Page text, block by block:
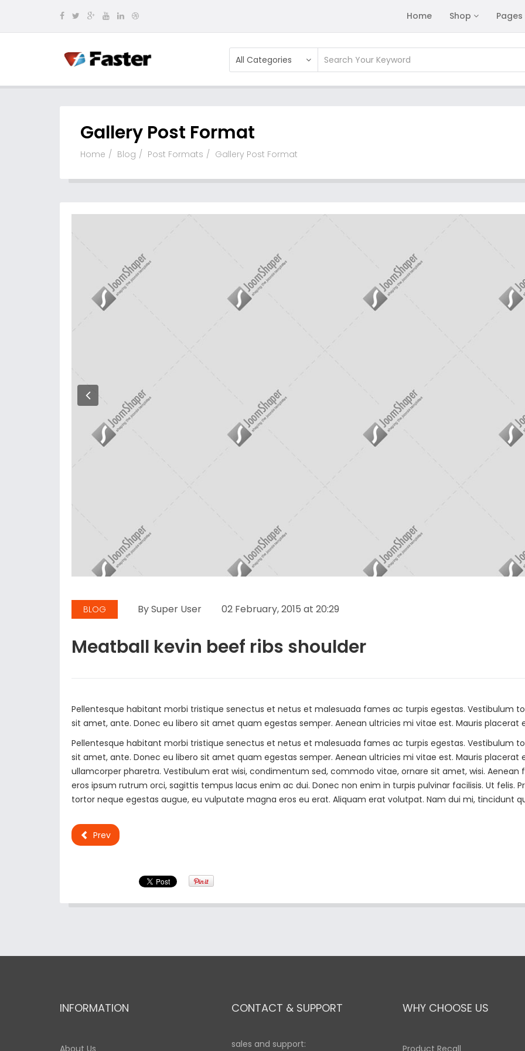
Home Shop Pages
All Categories
Gallery Post Format
Home Blog Post Formats Gallery Post Format
Previous
BLOG By Super User 02 February, 2015 at 20:29
Meatball kevin beef ribs shoulder
Pellentesque habitant morbi tristique senectus et netus et malesuada fames ac turpis egestas. Vestibulum
sit amet, ante. Donec eu libero sit amet quam egestas semper. Aenean ultricies mi vitae est. Mauris placerat
Pellentesque habitant morbi tristique senectus et netus et malesuada fames ac turpis egestas. Vestibulum
sit amet, ante. Donec eu libero sit amet quam egestas semper. Aenean ultricies mi vitae est. Mauris
ullamcorper pharetra. Vestibulum erat wisi, condimentum sed, commodo vitae, ornare sit amet, wisi.
eros ipsum rutrum orci, sagittis tempus lacus enim ac dui. Donec non enim in turpis pulvinar facilisis. Ut felis.
tortor neque egestas augue, eu vulputate magna eros eu erat. Aliquam erat volutpat. Nam dui mi, tincidunt
Prev
INFORMATION
About Us
CONTACT & SUPPORT
sales and support:
WHY CHOOSE US
Product Recall